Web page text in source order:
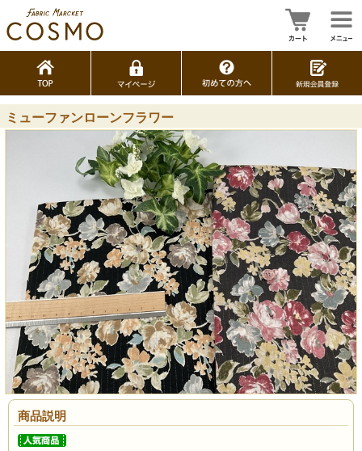
ミューファンローンフラワー
商品説明